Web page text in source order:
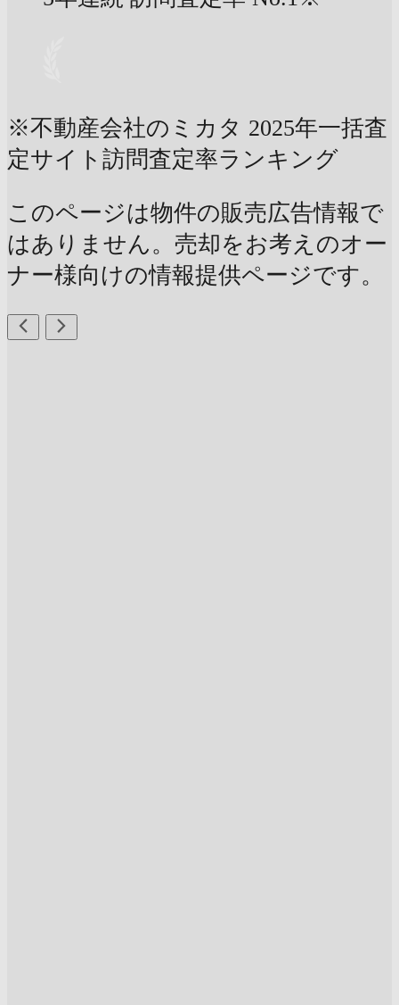
※不動産会社のミカタ 2025年一括査
定サイト訪問査定率ランキング
このページは物件の販売広告情報で
はありません。売却をお考えのオー
ナー様向けの情報提供ページです。